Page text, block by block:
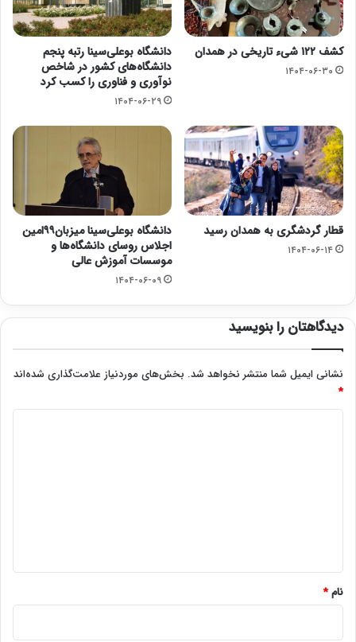
کشف ۱۲۲ شیء تاریخی در همدان
۱۴۰۴-۰۶-۳۰
دانشگاه بوعلی‌سینا رتبه پنجم
دانشگاه‌های کشور در شاخص
نوآوری و فناوری را کسب کرد
۱۴۰۴-۰۶-۲۹
قطار گردشگری به همدان رسید
۱۴۰۴-۰۶-۱۴
دانشگاه بوعلی‌سینا میزبان۹۹امین
اجلاس روسای دانشگاه‌ها و
موسسات آموزش عالی
۱۴۰۴-۰۶-۰۹
دیدگاهتان را بنویسید
نشانی ایمیل شما منتشر نخواهد شد. بخش‌های موردنیاز علامت‌گذاری شده‌اند
*
نام*